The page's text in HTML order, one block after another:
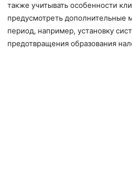
также учитывать особенности
предусмотреть дополнительные
период, например, установку
предотвращения образования